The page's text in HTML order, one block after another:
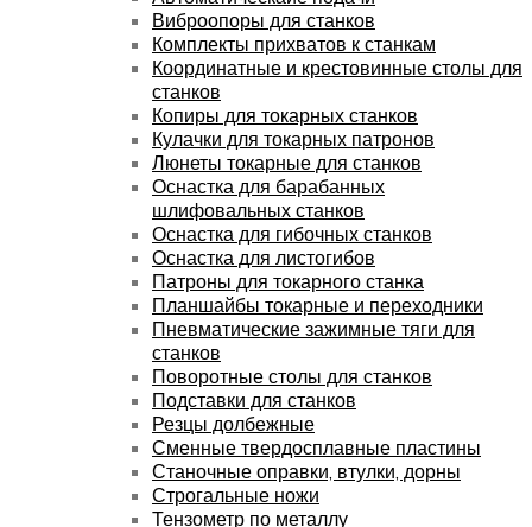
Виброопоры для станков
Комплекты прихватов к станкам
Координатные и крестовинные столы для
станков
Копиры для токарных станков
Кулачки для токарных патронов
Люнеты токарные для станков
Оснастка для барабанных
шлифовальных станков
Оснастка для гибочных станков
Оснастка для листогибов
Патроны для токарного станка
Планшайбы токарные и переходники
Пневматические зажимные тяги для
станков
Поворотные столы для станков
Подставки для станков
Резцы долбежные
Сменные твердосплавные пластины
Станочные оправки, втулки, дорны
Строгальные ножи
Тензометр по металлу